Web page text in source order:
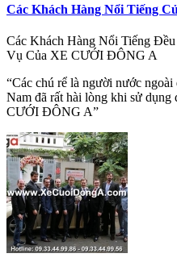
Các Khách Hàng Nổi Tiếng
Các Khách Hàng Nổi Tiếng
Vụ Của XE CƯỚI ĐÔNG A
“Các chú rể là người nước
Nam đã rất hài lòng khi sử
CƯỚI ĐÔNG A”